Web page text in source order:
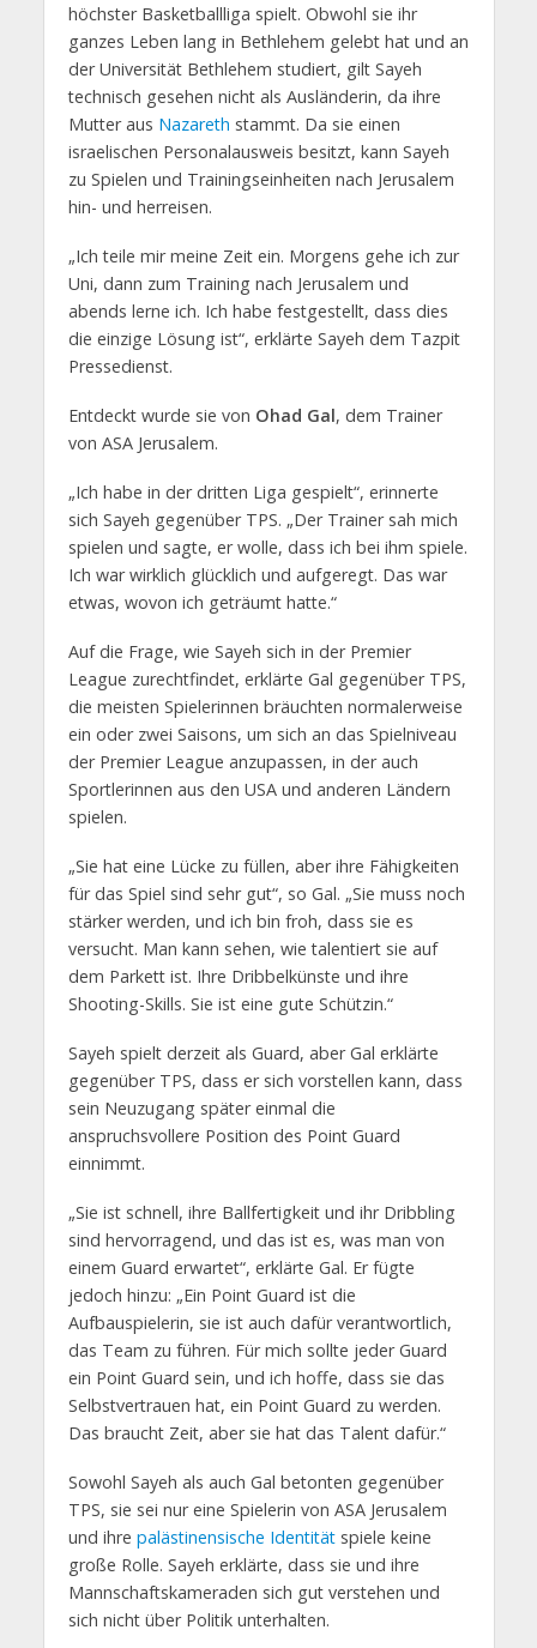
höchster Basketballliga spielt. Obwohl sie ihr
ganzes Leben lang in Bethlehem gelebt hat und an
der Universität Bethlehem studiert, gilt Sayeh
technisch gesehen nicht als Ausländerin, da ihre
Mutter aus Nazareth stammt. Da sie einen
israelischen Personalausweis besitzt, kann Sayeh
zu Spielen und Trainingseinheiten nach Jerusalem
hin- und herreisen.
„Ich teile mir meine Zeit ein. Morgens gehe ich zur
Uni, dann zum Training nach Jerusalem und
abends lerne ich. Ich habe festgestellt, dass dies
die einzige Lösung ist“, erklärte Sayeh dem Tazpit
Pressedienst.
Entdeckt wurde sie von Ohad Gal, dem Trainer
von ASA Jerusalem.
„Ich habe in der dritten Liga gespielt“, erinnerte
sich Sayeh gegenüber TPS. „Der Trainer sah mich
spielen und sagte, er wolle, dass ich bei ihm spiele.
Ich war wirklich glücklich und aufgeregt. Das war
etwas, wovon ich geträumt hatte.“
Auf die Frage, wie Sayeh sich in der Premier
League zurechtfindet, erklärte Gal gegenüber TPS,
die meisten Spielerinnen bräuchten normalerweise
ein oder zwei Saisons, um sich an das Spielniveau
der Premier League anzupassen, in der auch
Sportlerinnen aus den USA und anderen Ländern
spielen.
„Sie hat eine Lücke zu füllen, aber ihre Fähigkeiten
für das Spiel sind sehr gut“, so Gal. „Sie muss noch
stärker werden, und ich bin froh, dass sie es
versucht. Man kann sehen, wie talentiert sie auf
dem Parkett ist. Ihre Dribbelkünste und ihre
Shooting-Skills. Sie ist eine gute Schützin.“
Sayeh spielt derzeit als Guard, aber Gal erklärte
gegenüber TPS, dass er sich vorstellen kann, dass
sein Neuzugang später einmal die
anspruchsvollere Position des Point Guard
einnimmt.
„Sie ist schnell, ihre Ballfertigkeit und ihr Dribbling
sind hervorragend, und das ist es, was man von
einem Guard erwartet“, erklärte Gal. Er fügte
jedoch hinzu: „Ein Point Guard ist die
Aufbauspielerin, sie ist auch dafür verantwortlich,
das Team zu führen. Für mich sollte jeder Guard
ein Point Guard sein, und ich hoffe, dass sie das
Selbstvertrauen hat, ein Point Guard zu werden.
Das braucht Zeit, aber sie hat das Talent dafür.“
Sowohl Sayeh als auch Gal betonten gegenüber
TPS, sie sei nur eine Spielerin von ASA Jerusalem
und ihre palästinensische Identitätspiele keine
große Rolle. Sayeh erklärte, dass sie und ihre
Mannschaftskameraden sich gut verstehen und
sich nicht über Politik unterhalten.